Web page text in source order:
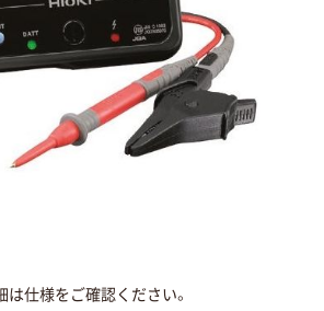
仕様をご確認ください。